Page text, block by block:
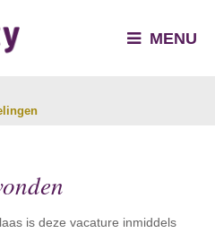
MENU
is deze vacature inmiddels